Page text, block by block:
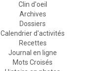
Clin d'oeil
Archives
Dossiers
Calendrier d'activités
Recettes
Journal en ligne
Mots Croisés